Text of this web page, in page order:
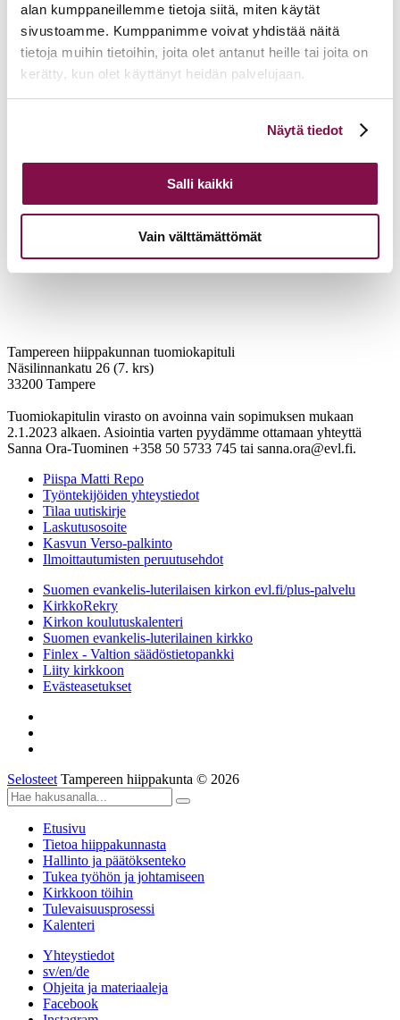
alan kumppaneillemme tietoja siitä, miten käytät
sivustoamme. Kumppanimme voivat yhdistää näitä
tietoja muihin tietoihin, joita olet antanut heille tai joita on
kerätty, kun olet käyttänyt heidän palvelujaan.
linkistä.
Näytä tiedot
Salli kaikki
Vain välttämättömät
Tampereen hiippakunnan tuomiokapituli
Näsilinnankatu 26 (7. krs)
33200 Tampere
Tuomiokapitulin virasto on avoinna vain sopimuksen mukaan
2.1.2023 alkaen. Asiointia varten pyydämme ottamaan yhteyttä
Sanna Ora-Tuominen +358 50 5733 745 tai sanna.ora@evl.fi.
Piispa Matti Repo
Työntekijöiden yhteystiedot
Tilaa uutiskirje
Laskutusosoite
Kasvun Verso-palkinto
Ilmoittautumisten peruutusehdot
Suomen evankelis-luterilaisen kirkon evl.fi/plus-palvelu
KirkkoRekry
Kirkon koulutuskalenteri
Suomen evankelis-luterilainen kirkko
Finlex - Valtion säädöstietopankki
Liity kirkkoon
Evästeasetukset
Selosteet Tampereen hiippakunta © 2026
Etusivu
Tietoa hiippakunnasta
Hallinto ja päätöksenteko
Tukea työhön ja johtamiseen
Kirkkoon töihin
Tulevaisuusprosessi
Kalenteri
Yhteystiedot
sv/en/de
Ohjeita ja materiaaleja
Facebook